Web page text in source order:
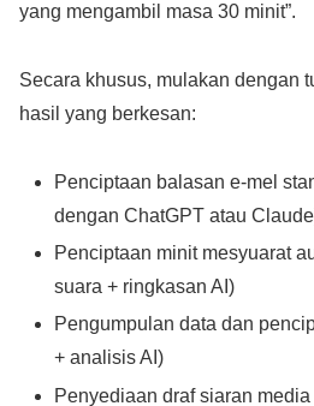
yang mengambil masa 30 minit”.
Secara khusus, mulakan dengan
hasil yang berkesan:
Penciptaan balasan e-mel
dengan ChatGPT atau
Penciptaan minit mesyuarat
suara + ringkasan AI)
Pengumpulan data dan
+ analisis AI)
Penyediaan draf siaran